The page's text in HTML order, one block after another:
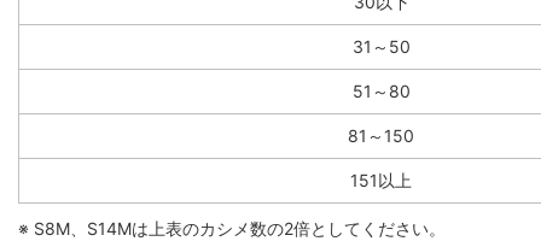
31～50
51～80
81～150
151以上
※ S8M、S14Mは上表のカシメ数の2倍としてください。